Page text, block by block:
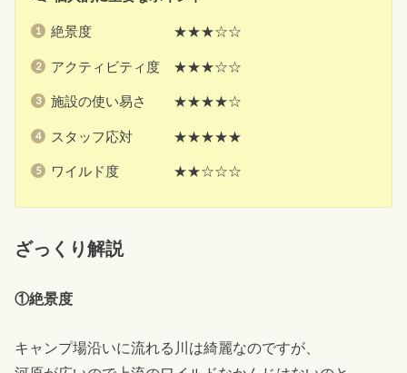
絶景度 ★★★☆☆
アクティビティ度 ★★★☆☆
施設の使い易さ ★★★★☆
スタッフ応対 ★★★★★
ワイルド度 ★★☆☆☆
ざっくり解説
①絶景度
キャンプ場沿いに流れる川は綺麗なのですが、